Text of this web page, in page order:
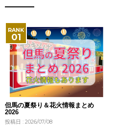
但馬の夏祭り＆花火情報まとめ
2026
投稿日 : 2026/07/08